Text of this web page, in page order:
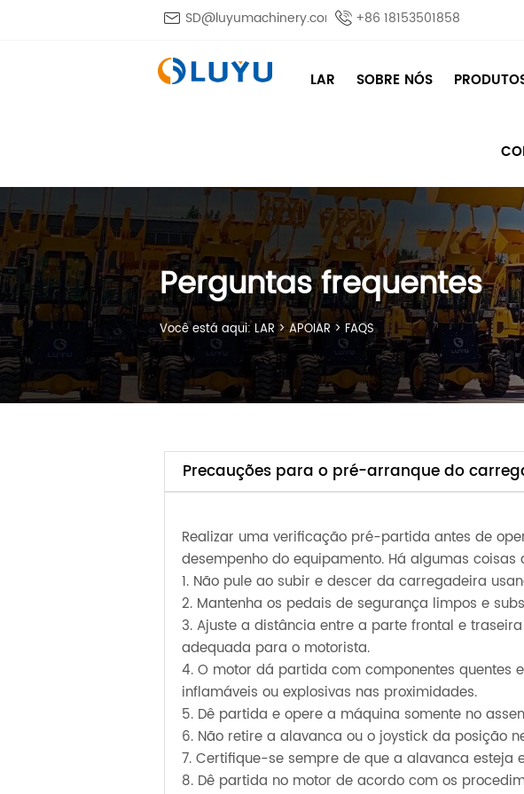
 SD@luyumachinery.com +86 18153501858
LAR SOBRE NÓS
Perguntas frequentes
Você está aqui:LAR>APOIAR>FAQS
Precauções para o pré-arranque do
Realizar uma verificação pré-partida antes de
desempenho do equipamento. Há algumas
1. Não pule ao subir e descer da carregadeira
2. Mantenha os pedais de segurança limpos e
3. Ajuste a distância entre a parte frontal e
adequada para o motorista.
4. O motor dá partida com componentes quentes
inflamáveis ou explosivas nas proximidades.
5. Dê partida e opere a máquina somente no
6. Não retire a alavanca ou o joystick da posição
7. Certifique-se sempre de que a alavanca
8. Dê partida no motor de acordo com os